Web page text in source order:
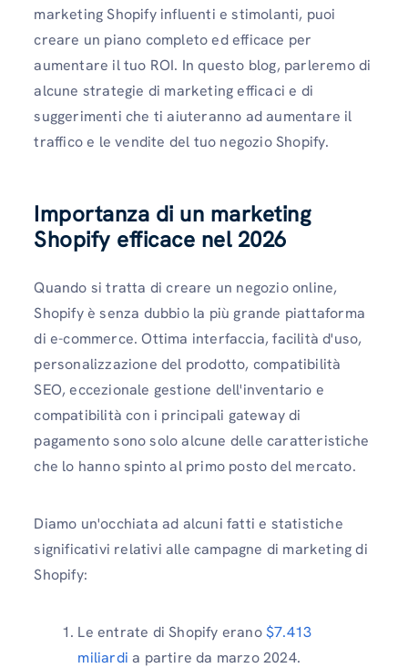
marketing Shopify influenti e stimolanti, puoi
creare un piano completo ed efficace per
aumentare il tuo ROI. In questo blog, parleremo di
alcune strategie di marketing efficaci e di
suggerimenti che ti aiuteranno ad aumentare il
traffico e le vendite del tuo negozio Shopify.
Importanza di un marketing
Shopify efficace nel 2026
Quando si tratta di creare un negozio online,
Shopify è senza dubbio la più grande piattaforma
di e-commerce. Ottima interfaccia, facilità d'uso,
personalizzazione del prodotto, compatibilità
SEO, eccezionale gestione dell'inventario e
compatibilità con i principali gateway di
pagamento sono solo alcune delle caratteristiche
che lo hanno spinto al primo posto del mercato.
Diamo un'occhiata ad alcuni fatti e statistiche
significativi relativi alle campagne di marketing di
Shopify:
Le entrate di Shopify erano$7.413
miliardi a partire da marzo 2024.